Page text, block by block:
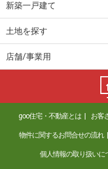
新築一戸建て
土地を探す
店舗/事業用
goo住宅・不動産とは お客
物件に関するお問合せの流れ
個人情報の取り扱いに